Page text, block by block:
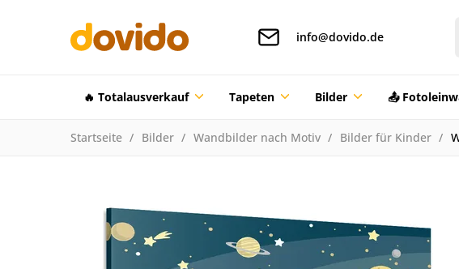
info@dovido.de
🔥 Totalausverkauf Tapeten Bilder 📤
Startseite Bilder Wandbilder nach Motiv Bilder für Kinder